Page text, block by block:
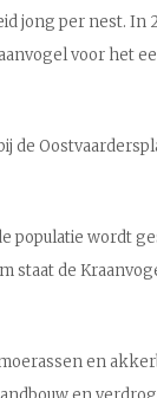
jong per nest. In
voor het
de
populatie wordt
staat de
en